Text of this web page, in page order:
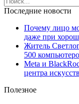
Последние новости
Почему лицо
даже при
Житель
500
Meta и
центра
Полезное